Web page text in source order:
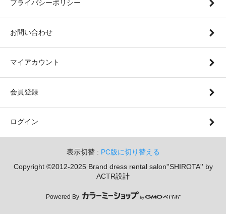
プライバシーポリシー
お問い合わせ
マイアカウント
会員登録
ログイン
表示切替 : PC版に切り替える
Copyright ©2012-2025 Brand dress rental salon''SHIROTA'' by
ACTR設計
Powered By